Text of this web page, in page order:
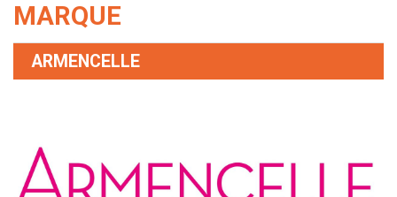
MARQUE
ARMENCELLE